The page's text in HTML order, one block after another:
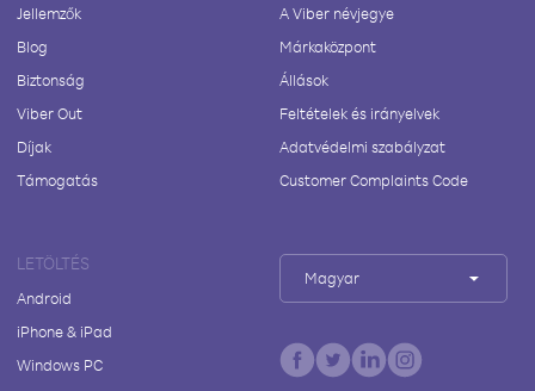
Jellemzők
Blog
Biztonság
Viber Out
Díjak
Támogatás
A Viber névjegye
Márkaközpont
Állások
Feltételek és irányelvek
Adatvédelmi szabályzat
Customer Complaints Code
LETÖLTÉS
Android
iPhone & iPad
Windows PC
Magyar